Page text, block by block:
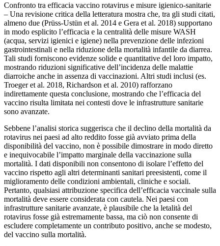
Confronto tra efficacia vaccino rotavirus e misure igienico-sanitarie
– Una revisione critica della letteratura mostra che, tra gli studi citati,
almeno due (Prüss-Ustün et al. 2014 e Gera et al. 2018) supportano
in modo esplicito l’efficacia e la centralità delle misure WASH
(acqua, servizi igienici e igiene) nella prevenzione delle infezioni
gastrointestinali e nella riduzione della mortalità infantile da diarrea.
Tali studi forniscono evidenze solide e quantitative del loro impatto,
mostrando riduzioni significative dell’incidenza delle malattie
diarroiche anche in assenza di vaccinazioni. Altri studi inclusi (es.
Troeger et al. 2018, Richardson et al. 2010) rafforzano
indirettamente questa conclusione, mostrando che l’efficacia del
vaccino risulta limitata nei contesti dove le infrastrutture sanitarie
sono avanzate.
Sebbene l’analisi storica suggerisca che il declino della mortalità da
rotavirus nei paesi ad alto reddito fosse già avviato prima della
disponibilità del vaccino, non è possibile dimostrare in modo diretto
e inequivocabile l’impatto marginale della vaccinazione sulla
mortalità. I dati disponibili non consentono di isolare l’effetto del
vaccino rispetto agli altri determinanti sanitari preesistenti, come il
miglioramento delle condizioni ambientali, cliniche e sociali.
Pertanto, qualsiasi attribuzione specifica dell’efficacia vaccinale sulla
mortalità deve essere considerata con cautela. Nei paesi con
infrastrutture sanitarie avanzate, è plausibile che la letalità del
rotavirus fosse già estremamente bassa, ma ciò non consente di
escludere completamente un contributo positivo, anche se modesto,
del vaccino sulla mortalità.